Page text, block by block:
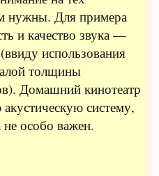
нужны. Для примера
и качество звука —
использования
толщины
Домашний кинотеатр
систему,
не особо важен.